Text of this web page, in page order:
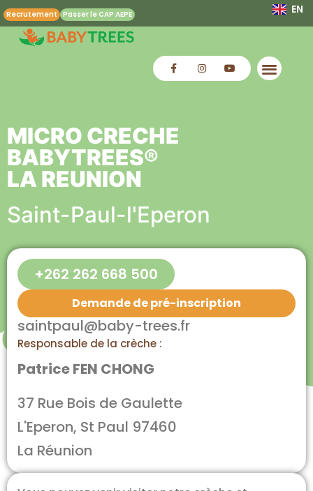
Recrutement Passer le CAP AEPE EN
MICRO CRECHE
BABYTREES®
LA REUNION
Saint-Paul-l'Eperon
+262 262 668 500
Demande de pré-inscription
saintpaul@baby-trees.fr
Responsable de la crèche :
Patrice FEN CHONG
37 Rue Bois de Gaulette
L'Eperon, St Paul 97460
La Réunion